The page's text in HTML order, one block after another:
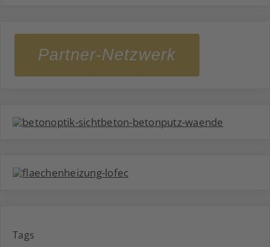
Partner-Netzwerk
Tags